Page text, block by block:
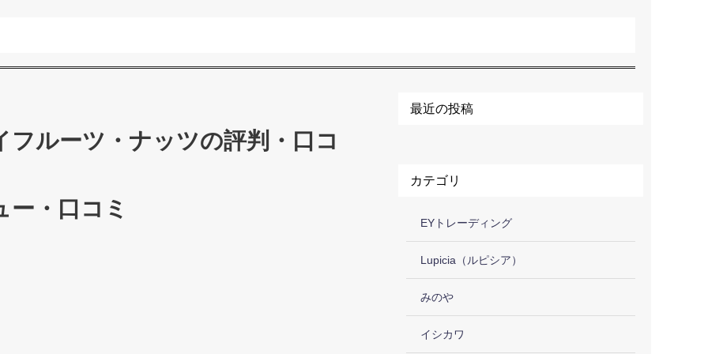
ルーツ・ナッツの評判・口コ
・口コミ
最近の投稿
カテゴリ
EYトレーディング
Lupicia（ルピシア）
みのや
イシカワ